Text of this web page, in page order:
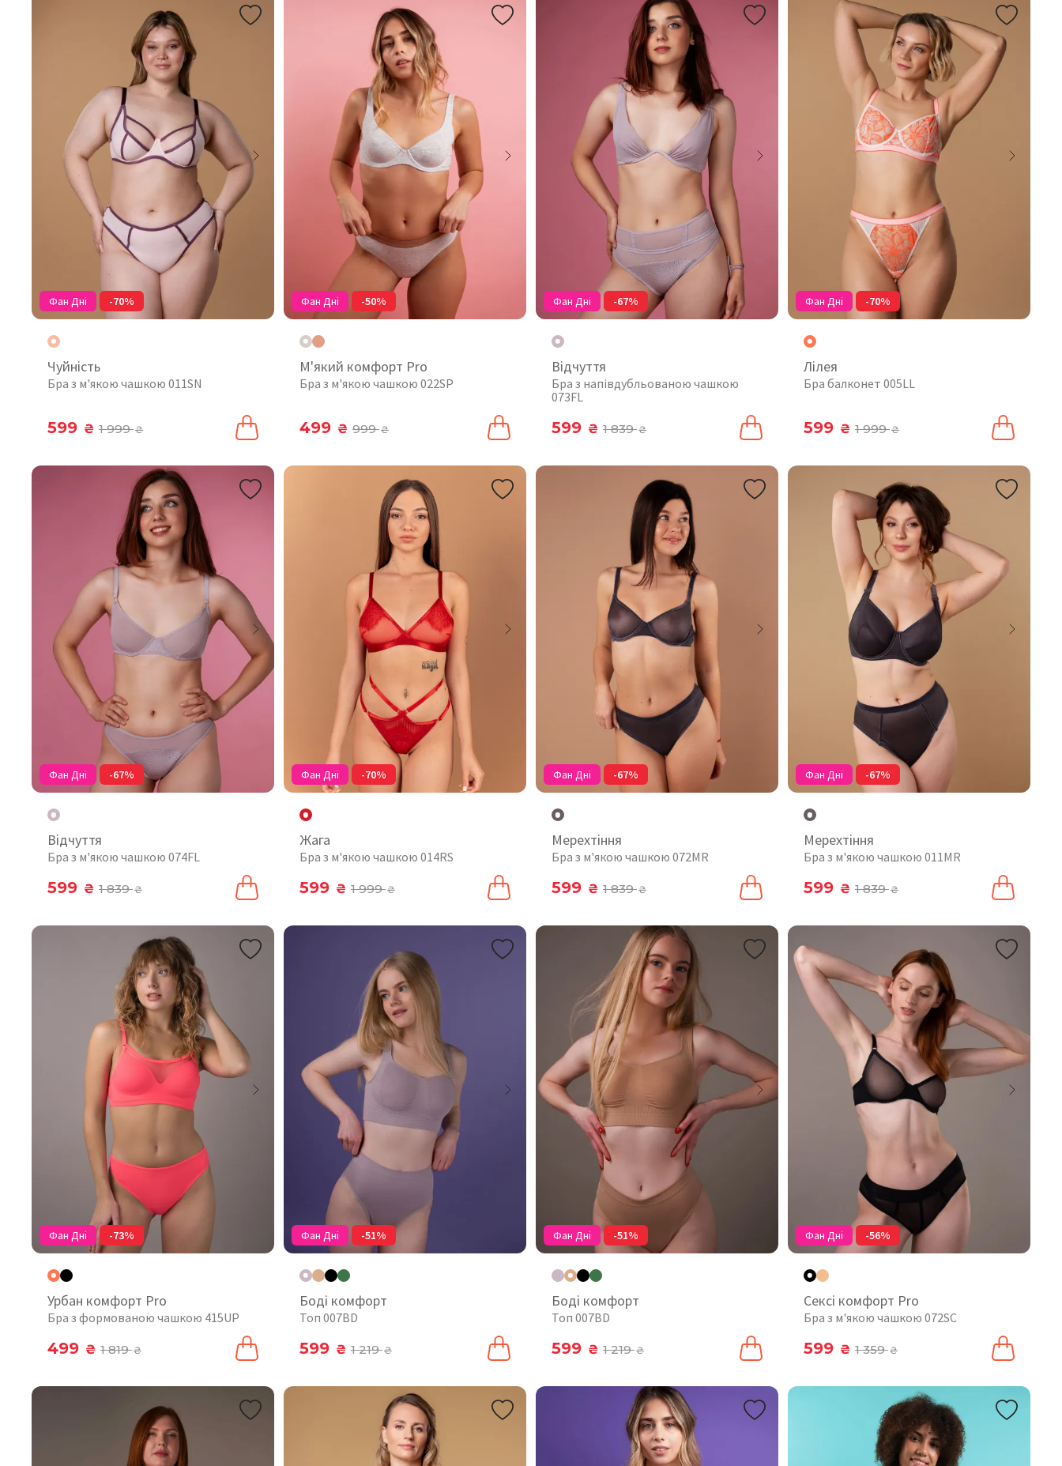
Фан Дні -70%
Чуйність
Бра з м'якою чашкою 011SN
599 ₴ 1 999₴
Фан Дні -50%
М'який комфорт Pro
Бра з м'якою чашкою 022SP
499 ₴ 999₴
Фан Дні -67%
Відчуття
Бра з напівдубльованою чашкою
073FL
599 ₴ 1 839₴
Фан Дні -70%
Лілея
Бра балконет 005LL
599 ₴ 1 999₴
Фан Дні -67%
Відчуття
Бра з м'якою чашкою 074FL
599 ₴ 1 839₴
Фан Дні -70%
Жага
Бра з м'якою чашкою 014RS
599 ₴ 1 999₴
Фан Дні -67%
Мерехтіння
Бра з м'якою чашкою 072MR
599 ₴ 1 839₴
Фан Дні -67%
Мерехтіння
Бра з м'якою чашкою 011MR
599 ₴ 1 839₴
Фан Дні -73%
Урбан комфорт Pro
Бра з формованою чашкою 415UP
499 ₴ 1 819₴
Фан Дні -51%
Боді комфорт
Топ 007BD
599 ₴ 1 219₴
Фан Дні -51%
Боді комфорт
Топ 007BD
599 ₴ 1 219₴
Фан Дні -56%
Сексі комфорт Pro
Бра з м'якою чашкою 072SC
599 ₴ 1 359₴